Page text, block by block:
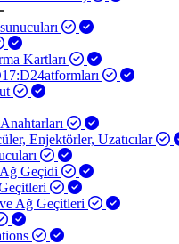
Kartları
Enjektörler, Uzatıcılar
Geçidi
Ağ Geçitleri